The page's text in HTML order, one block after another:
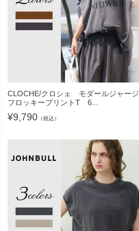
CLOCHE/クロシェ モダールジャージ
フロッキープリントT 6...
¥9,790 （税込）